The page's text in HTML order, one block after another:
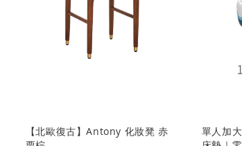
【北歐復古】Antony 化妝凳 赤
單人加